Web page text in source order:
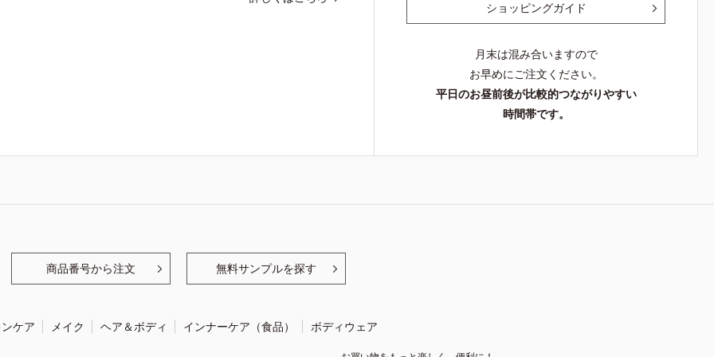
ショッピングガイド
月末は混み合いますので
お早めにご注文ください。
平日のお昼前後が比較的つながりやすい
時間帯です。
商品番号から注文 無料サンプルを探す
ケア メイク ヘア＆ボディ インナーケア（食品） ボディウェア